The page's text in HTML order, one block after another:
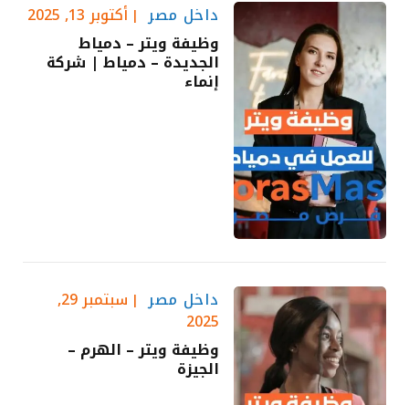
داخل مصر أكتوبر 13, 2025
وظيفة ويتر – دمياط
الجديدة – دمياط | شركة
إنماء
داخل مصر سبتمبر 29,
2025
وظيفة ويتر – الهرم –
الجيزة